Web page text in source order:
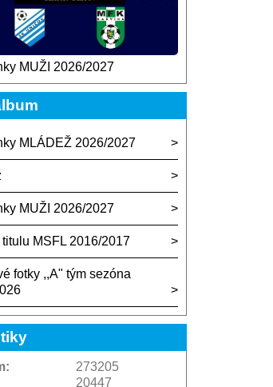
MUŽI 2026/2027
MLÁDEŽ 2026/2027
MUŽI 2026/2027
MSFL 2016/2017
fotky ,,A" tým sezóna
273205
20447